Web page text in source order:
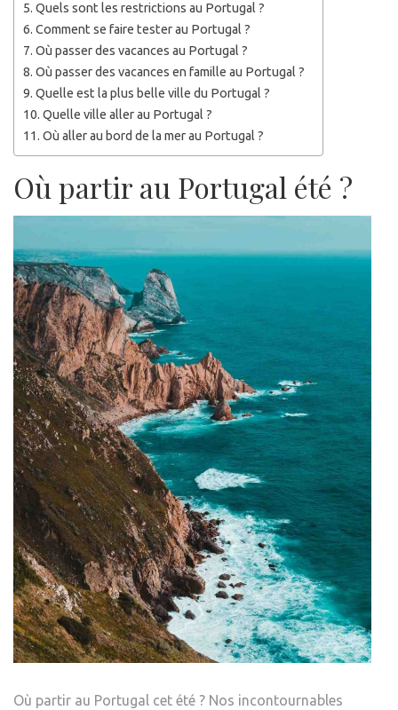
Quels sont les restrictions au Portugal ?
Comment se faire tester au Portugal ?
Où passer des vacances au Portugal ?
Où passer des vacances en famille au Portugal ?
Quelle est la plus belle ville du Portugal ?
Quelle ville aller au Portugal ?
Où aller au bord de la mer au Portugal ?
Où partir au Portugal été ?
Où partir au Portugal cet été ? Nos incontournables